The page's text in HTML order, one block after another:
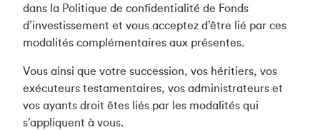
dans la Politique de confidentialité de Fonds
d’investissement et vous acceptez d’être lié par ces
modalités complémentaires aux présentes.
Vous ainsi que votre succession, vos héritiers, vos
exécuteurs testamentaires, vos administrateurs et
vos ayants droit êtes liés par les modalités qui
s’appliquent à vous.